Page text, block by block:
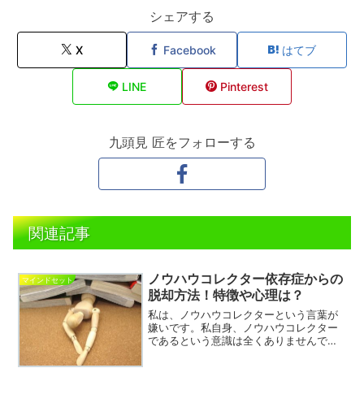
シェアする
X Facebook はてブ
LINE Pinterest
九頭見 匠をフォローする
関連記事
マインドセット
ノウハウコレクター依存症からの
脱却方法！特徴や心理は？
私は、ノウハウコレクターという言葉が
嫌いです。私自身、ノウハウコレクター
であるという意識は全くありませんでし